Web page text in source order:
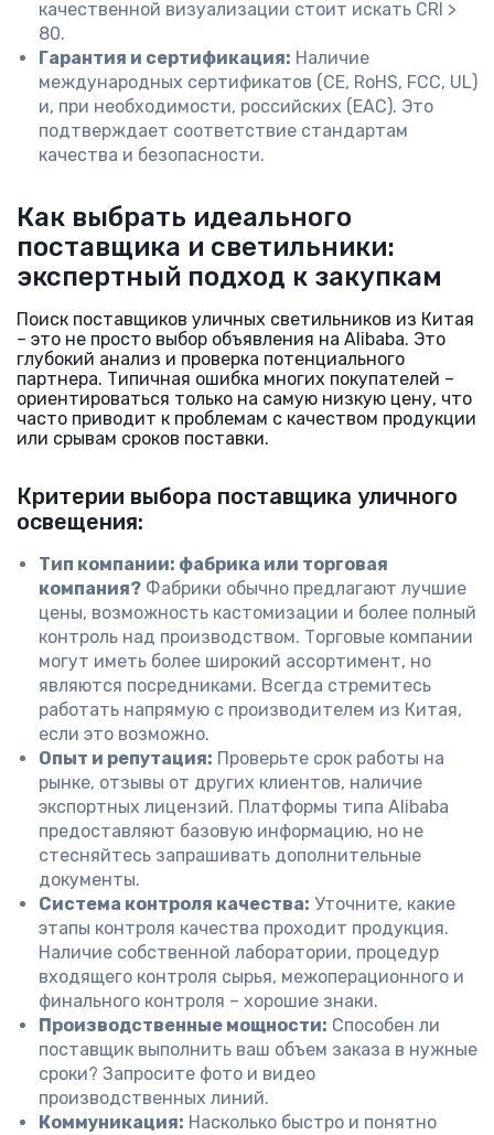
качественной визуализации стоит искать CRI >
80.
Гарантия и сертификация: Наличие
международных сертификатов (CE, RoHS, FCC, UL)
и, при необходимости, российских (EAC). Это
подтверждает соответствие стандартам
качества и безопасности.
Как выбрать идеального
поставщика и светильники:
экспертный подход к закупкам
Поиск поставщиков уличных светильников из Китая
– это не просто выбор объявления на Alibaba. Это
глубокий анализ и проверка потенциального
партнера. Типичная ошибка многих покупателей –
ориентироваться только на самую низкую цену, что
часто приводит к проблемам с качеством продукции
или срывам сроков поставки.
Критерии выбора поставщика уличного
освещения:
Тип компании: фабрика или торговая
компания? Фабрики обычно предлагают лучшие
цены, возможность кастомизации и более полный
контроль над производством. Торговые компании
могут иметь более широкий ассортимент, но
являются посредниками. Всегда стремитесь
работать напрямую с производителем из Китая,
если это возможно.
Опыт и репутация: Проверьте срок работы на
рынке, отзывы от других клиентов, наличие
экспортных лицензий. Платформы типа Alibaba
предоставляют базовую информацию, но не
стесняйтесь запрашивать дополнительные
документы.
Система контроля качества: Уточните, какие
этапы контроля качества проходит продукция.
Наличие собственной лаборатории, процедур
входящего контроля сырья, межоперационного и
финального контроля – хорошие знаки.
Производственные мощности: Способен ли
поставщик выполнить ваш объем заказа в нужные
сроки? Запросите фото и видео
производственных линий.
Коммуникация: Насколько быстро и понятно